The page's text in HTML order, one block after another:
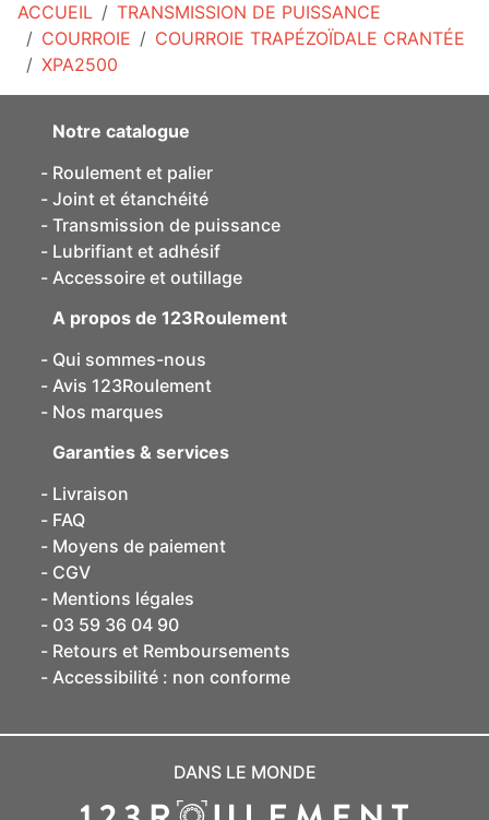
ACCUEIL
TRANSMISSION DE PUISSANCE
COURROIE
COURROIE TRAPÉZOÏDALE CRANTÉE
XPA2500
Notre catalogue
Roulement et palier
Joint et étanchéité
Transmission de puissance
Lubrifiant et adhésif
Accessoire et outillage
A propos de 123Roulement
Qui sommes-nous
Avis 123Roulement
Nos marques
Garanties & services
Livraison
FAQ
Moyens de paiement
CGV
Mentions légales
03 59 36 04 90
Retours et Remboursements
Accessibilité : non conforme
DANS LE MONDE